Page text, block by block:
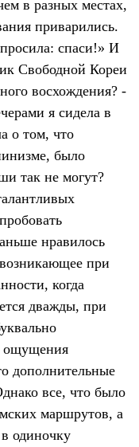
в разных местах,
приварились.
спаси!» И
Свободной Кореи
восхождения? -
я сидела в
о том, что
было
так не могут?
нравилось
при
когда
дважды, при
ощущения
дополнительные
все, что было
маршрутов, а
одиночку